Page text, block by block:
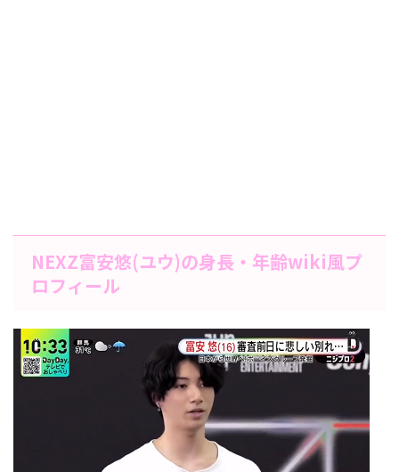
NEXZ富安悠(ユウ)の身長・年齢wiki風プ
ロフィール